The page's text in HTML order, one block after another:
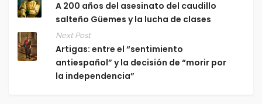
A 200 años del asesinato del caudillo
salteño Güemes y la lucha de clases
Next Post
Artigas: entre el “sentimiento
antiespañol” y la decisión de “morir por
la independencia”